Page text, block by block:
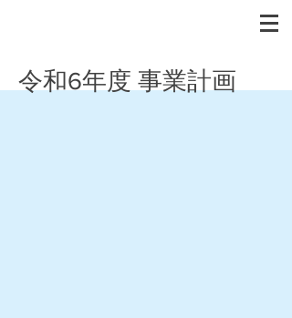
令和6年度 事業計画